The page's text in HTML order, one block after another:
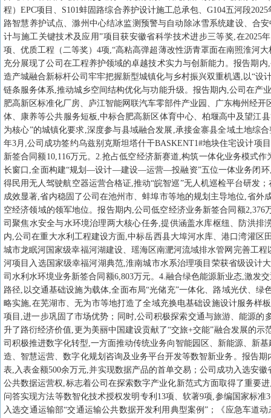
程）EPC项目、S101蚌固路综合养护设计施工总承包、G104五河段
路智慧养护试点、滁州中心结冰监测预警与自动除冰雪系统建设、合
计与施工关键技术及应用”项目获安徽省科学技术进步三等奖,在
项、优质工程（二等奖）4项,“高粘高弹超薄改性沥青罩面在南照淮河
充分展现了公司在工程养护领域的卓越技术实力与创新能力。报告期
造产城融合新标杆公司牢牢把握新型城镇化与乡村振兴双重机遇,以“
链条服务体系,推动城乡空间结构优化与功能升级。报告期内,公司在产
肥高新区标准化厂房、庐江智能网联汽车零部件产业园、广东梅州经
体、康养等公共服务短板,中标合肥高新区体育中心、柏堰高中及望江
为核心”的城镇化要求,深度参与县域融合发展,承接金寨县全域土地综
年3月,公司成功签约乌兹别克斯坦塔什干BASKENT1#地块住宅设计
新签合同额10,116万元。2.抢占低空经济新赛道,构筑一体化业务模式
长窗口,全面构建“规划—设计—建设—运营—投融资”五位一体业务闭环
得民用无人驾驶航空器运营合格证,推动“皖智巡”无人机巡检平台研发
成效显著,省内稳固了公司在池州市、蚌埠市等地的规划主导地位,省
空经济领域的领军地位。报告期内,公司低空经济业务新签合同额
司聚焦水安全与水环境治理两大核心任务,提供涵盖水库枢纽、防洪
内,公司在重大水利工程建设方面,中标岳西县大埠河水库、港口湾灌
城市龙眠河国家级幸福河湖建设、瑶海区南淝河流域排水管网完善工
河项目入选国家级幸福河湖典范,淮南城市水系治理项目荣获省级设计
司水利水环境业务新签合同额6,803万元。4.融合绿色能源新业态,激发
路径,以交通基础设施为载体,全面布局“光储充”一体化、路域光伏、
略实施,在芜湖市、无为市等地打造了全域充换电基础设施设计服务样
项目,进一步巩固了市场优势；同时,公司积极探索交通与旅游、能源
升了路衍经济价值,更为美丽中国建设贡献了“交旅+交能”融合发展的
司积极推进数字化转型,一方面推动传统业务向智能园区、新能源、新
造、智慧运营、数字化规划咨询及业务平台开发等数智新业务。报告
表,入表金额500余万元,并实现数据产品的首单交易；公司成功入选安
公共数据运营权,标志着公司在探索数字产业化新范式方面取得了重要
问答实现方法等数智化技术授权发明专利13项、软著9项,参编国家标
入选交通运输部“交通运输公共数据开发利用典型案例”；《应急车道